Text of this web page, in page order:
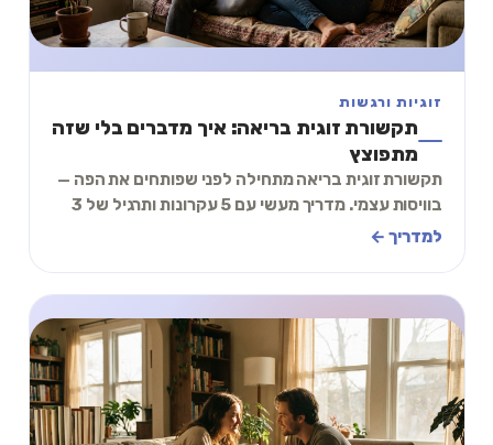
זוגיות ורגשות
תקשורת זוגית בריאה: איך מדברים בלי שזה
מתפוצץ
תקשורת זוגית בריאה מתחילה לפני שפותחים את הפה —
בוויסות עצמי. מדריך מעשי עם 5 עקרונות ותרגיל של 3
דקות שמורידים את הלהבות באמצע ריב.
למדריך ←